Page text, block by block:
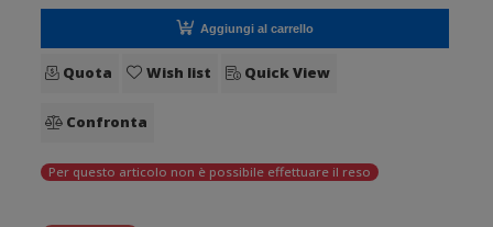
Aggiungi al carrello
Quota Wish list Quick View
Confronta
Per questo articolo non è possibile effettuare il reso